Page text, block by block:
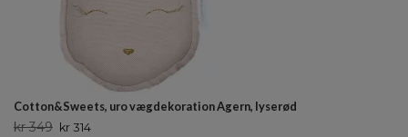
Cotton&Sweets, uro vægdekoration Agern, lyserød
kr 349 kr 314